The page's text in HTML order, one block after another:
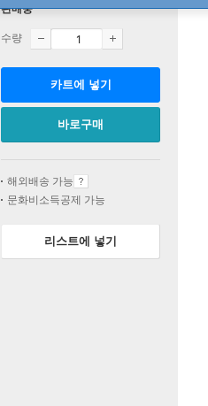
판매중
수량
카트에 넣기
바로구매
해외배송 가능
문화비소득공제 가능
리스트에 넣기